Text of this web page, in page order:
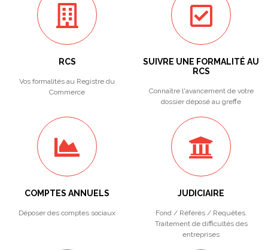
RCS
Vos formalités au Registre du
Commerce
SUIVRE UNE FORMALITÉ AU
RCS
Connaître l'avancement de votre
dossier déposé au greffe
COMPTES ANNUELS
Déposer des comptes sociaux
JUDICIAIRE
Fond / Référés / Requêtes.
Traitement de difficultés des
entreprises